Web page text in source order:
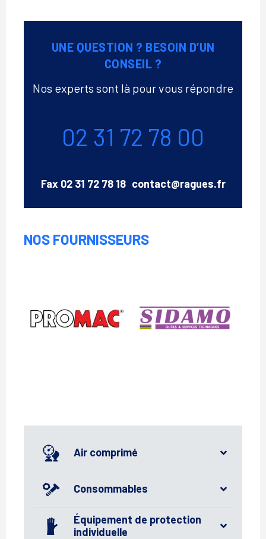
Air comprimé
Consommables
Équipement de protection
individuelle
UNE QUESTION ? BESOIN D’UN
CONSEIL ?
Nos experts sont là pour vous répondre
02 31 72 78 00
Fax 02 31 72 78 18 Email
contact@ragues.fr
NOS FOURNISSEURS
Sidamo